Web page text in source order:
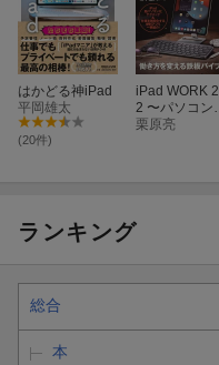
はかどる神iPad
平岡雄太
(20件)
iPad WORK
2 〜パソコン
らずの超仕事
栗原亮
ランキング
総合
本